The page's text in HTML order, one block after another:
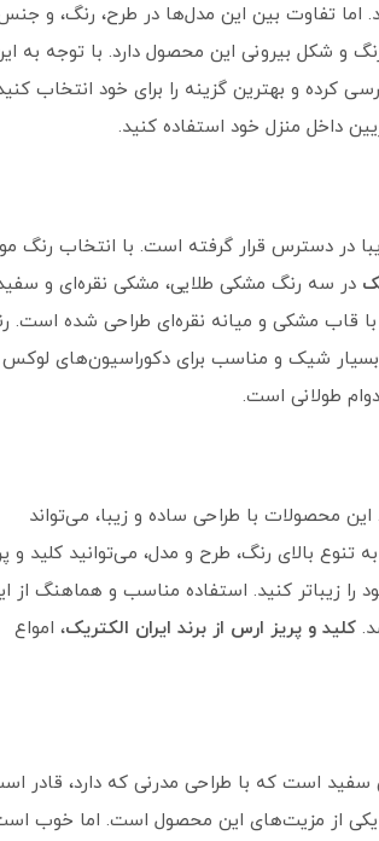
اما تفاوت بین این مدل‌ها در طرح، رنگ، و
و شکل بیرونی این محصول دارد. با توجه به
کرده و بهترین گزینه را برای خود انتخاب
داخل منزل خود استفاده کنید.
در دسترس قرار گرفته است. با انتخاب رنگ
در سه رنگ مشکی طلایی، مشکی نقره‌ای و
قاب مشکی و میانه نقره‌ای طراحی شده است.
شیک و مناسب برای دکوراسیون‌های لوکس
طولانی است.
محصولات با طراحی ساده و زیبا، می‌تواند
بالای رنگ، طرح و مدل، می‌توانید کلید و
را زیباتر کنید. استفاده مناسب و هماهنگ از
کلید و پریز ارس از برند ایران الکتریک، امواع
است که با طراحی مدرنی که دارد، قادر
از مزیت‌های این محصول است. اما خوب